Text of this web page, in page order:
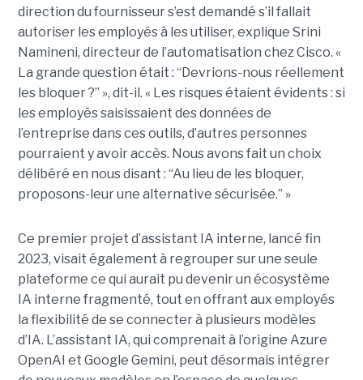
direction du fournisseur s’est demandé s’il fallait
autoriser les employés à les utiliser, explique Srini
Namineni, directeur de l’automatisation chez Cisco. «
La grande question était : “Devrions-nous réellement
les bloquer ?” », dit-il. « Les risques étaient évidents : si
les employés saisissaient des données de
l’entreprise dans ces outils, d’autres personnes
pourraient y avoir accès. Nous avons fait un choix
délibéré en nous disant : “Au lieu de les bloquer,
proposons-leur une alternative sécurisée.” »
Ce premier projet d’assistant IA interne, lancé fin
2023, visait également à regrouper sur une seule
plateforme ce qui aurait pu devenir un écosystème
IA interne fragmenté, tout en offrant aux employés
la flexibilité de se connecter à plusieurs modèles
d’IA. L’assistant IA, qui comprenait à l’origine Azure
OpenAI et Google Gemini, peut désormais intégrer